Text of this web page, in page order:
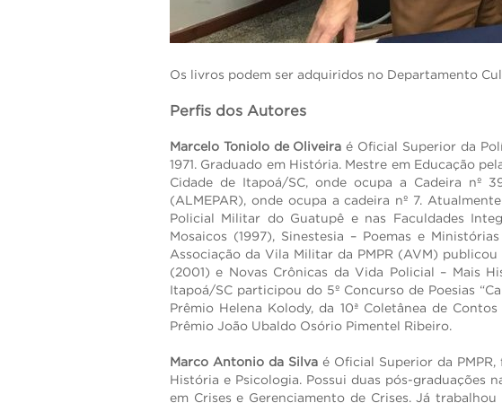
Os livros podem ser adquiridos no Departamento
Perfis dos Autores
Marcelo Toniolo de Oliveira é Oficial Superior da
1971. Graduado em História. Mestre em Educação
Cidade de Itapoá/SC, onde ocupa a Cadeira nº
(ALMEPAR), onde ocupa a cadeira nº 7.
Policial Militar do Guatupê e nas Faculdades
Mosaicos (1997), Sinestesia – Poemas e
Associação da Vila Militar da PMPR (AVM)
(2001) e Novas Crônicas da Vida Policial – Mais
Itapoá/SC participou do 5º Concurso de Poesias
Prêmio Helena Kolody, da 10ª Coletânea de
Prêmio João Ubaldo Osório Pimentel Ribeiro.
Marco Antonio da Silva é Oficial Superior da
História e Psicologia. Possui duas pós-graduações
em Crises e Gerenciamento de Crises. Já